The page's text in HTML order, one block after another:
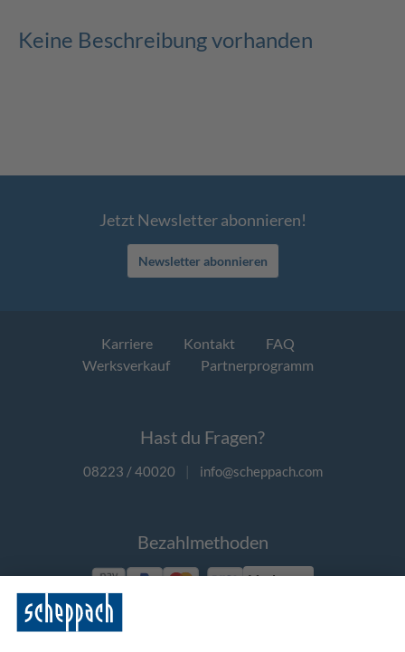
Keine Beschreibung vorhanden
Jetzt Newsletter abonnieren!
Newsletter abonnieren
Karriere Kontakt
FAQ
Werksverkauf
Partnerprogramm
Hast du Fragen?
08223 / 40020 | info@scheppach.com
Bezahlmethoden
Vorkasse